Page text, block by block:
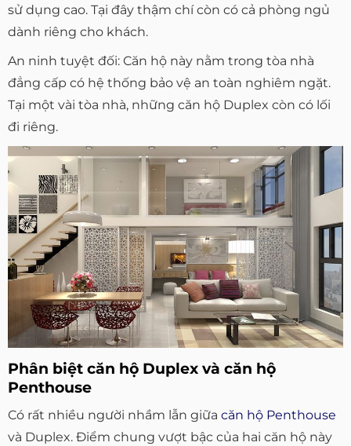
sử dụng cao. Tại đây thậm chí còn có cả phòng ngủ
dành riêng cho khách.
An ninh tuyệt đối: Căn hộ này nằm trong tòa nhà
đẳng cấp có hệ thống bảo vệ an toàn nghiêm ngặt.
Tại một vài tòa nhà, những căn hộ Duplex còn có lối
đi riêng.
Phân biệt căn hộ Duplex và căn hộ
Penthouse
Có rất nhiều người nhầm lẫn giữa căn hộ Penthouse
và Duplex. Điểm chung vượt bậc của hai căn hộ này